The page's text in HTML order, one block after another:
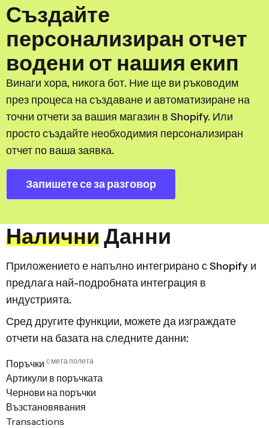
Създайте
персонализиран отчет
водени от нашия екип
Винаги хора, никога бот. Ние ще ви ръководим
през процеса на създаване и автоматизиране на
точни отчети за вашия магазин в Shopify. Или
просто създайте необходимия персонализиран
отчет по ваша заявка.
Запишете се за разговор
НаличниДанни
Приложението е напълно интегрирано с Shopify и
предлага най-подробната интеграция в
индустрията.
Сред другите функции, можете да изграждате
отчети на базата на следните данни:
Поръчки с мета полета
Артикули в поръчката
Чернови на поръчки
Възстановявания
Transactions